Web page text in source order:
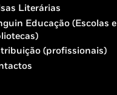
Literárias
Educação (Escolas e
(profissionais)